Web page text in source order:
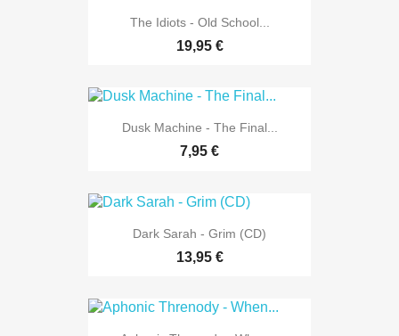
The Idiots - Old School...
19,95 €
Dusk Machine - The Final...
7,95 €
Dark Sarah - Grim (CD)
13,95 €